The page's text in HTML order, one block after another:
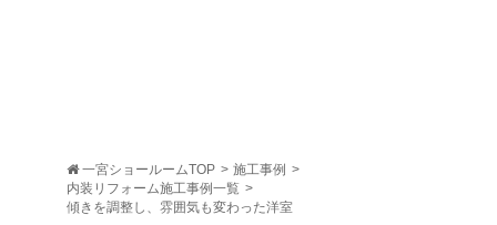
一宮ショールームTOP > 施工事例 >
内装リフォーム施工事例一覧 >
傾きを調整し、雰囲気も変わった洋室